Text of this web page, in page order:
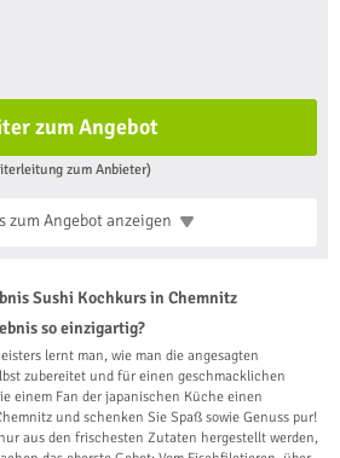
zum Angebot
zum Anbieter)
zum Angebotanzeigen
Sushi Kochkurs in Chemnitz
so einzigartig?
lernt man, wie man die angesagten
zubereitet und für einen geschmacklichen
einem Fan der japanischen Küche einen
und schenken Sie Spaß sowie Genuss pur!
aus den frischesten Zutaten hergestellt werden,